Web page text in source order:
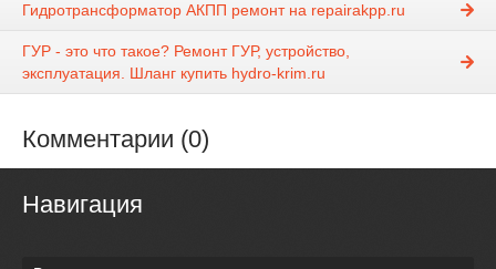
Гидротрансформатор АКПП ремонт на repairakpp.ru
ГУР - это что такое? Ремонт ГУР, устройство,
эксплуатация. Шланг купить hydro-krim.ru
Комментарии (0)
Навигация